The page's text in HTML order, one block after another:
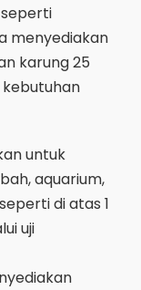
menyediakan
karung 25
untuk
aquarium,
di atas 1
uji